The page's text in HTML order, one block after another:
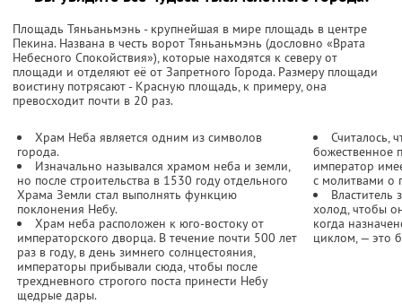
Площадь Тяньаньмэнь - крупнейшая в мире площадь в центре
Пекина. Названа в честь ворот Тяньаньмэнь (дословно «Врата
Небесного Спокойствия»), которые находятся к северу от
площади и отделяют её от Запретного Города. Размеру площади
воистину потрясают - Красную площадь, к примеру, она
превосходит почти в 20 раз.
Храм Неба является одним из символов
города.
Изначально назывался храмом неба и земли,
но после строительства в 1530 году отдельного
Храма Земли стал выполнять функцию
поклонения Небу.
Храм неба расположен к юго-востоку от
императорского дворца. В течение почти 500 лет
раз в году, в день зимнего солнцестояния,
императоры прибывали сюда, чтобы после
трехдневного строгого поста принести Небу
щедрые дары.
Считалось,
божественное
император
с молитвами о
Властитель
холод, чтобы
когда
циклом, — это